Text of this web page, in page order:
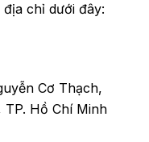
chỉ dưới đây:
Cơ Thạch,
Hồ Chí Minh